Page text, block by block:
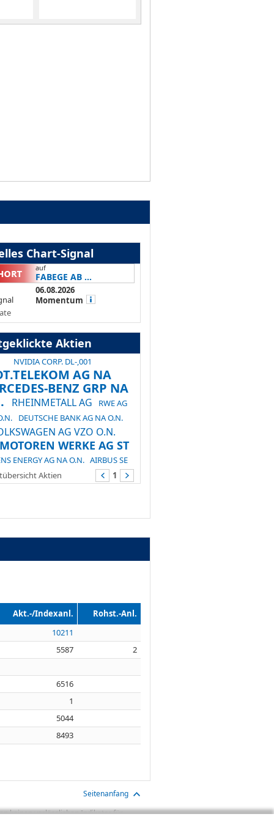
Chart-Signal
auf
FABEGE AB ...
06.08.2026
Momentum
Aktien
NVIDIA CORP. DL-,001
AG NA
BENZ GRP NA
RHEINMETALL AG
RWE AG
DEUTSCHE BANK AG NA O.N.
AG VZO O.N.
WERKE AG ST
ENERGY AG NA O.N. AIRBUS SE
Aktien
1
Akt.-/Indexanl.
Rohst.-Anl.
10211
5587
2
6516
1
5044
8493
Seitenanfang
keinen verlässlichen Indikator für